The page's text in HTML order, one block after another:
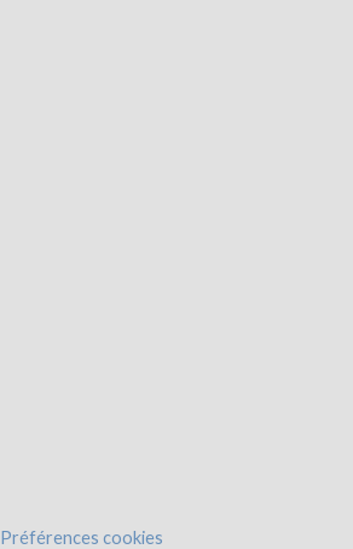
Préférences cookies